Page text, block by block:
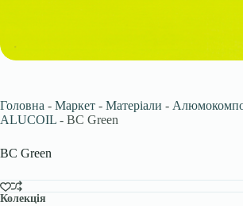
Головна - Маркет - Матеріали -
ALUCOIL - BC Green
BC Green
Колекція